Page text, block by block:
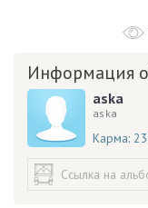
Информация
aska
aska
Карма:
Ссылка на